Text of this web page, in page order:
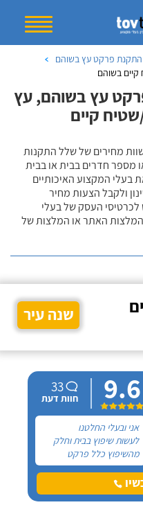
התקנת פרקט עץ בשוהם
בשוהם
עץ בשוהם, עץ
קיים
מחירים של שלל התקנות
מספר חדרים בבית או בבית
בעלי המקצוע האיכותיים
ולקבל הצעות מחיר
לכרטיסי העסק של בעלי
האתר או המלצות של
שנה עיר
9.6
33
חוות דעת
אני ובעלי החלטנו
לעשות שיפוץ בבית וחלק
מהשיפוץ כלל פרקט
למינציה שיותקן מעל
הריצוף (הישן) הקיים. קנינו
את הפרקט מחנות חיצונית